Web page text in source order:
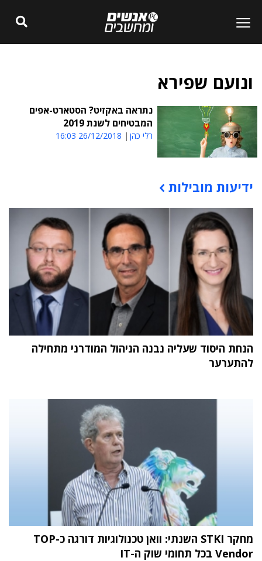
ונועם שפירא
נתראה באקזיט? הסטארט-אפים
המבטיחים לשנת 2019
רלי כהן 26/12/2018 16:03
תוכן פרסומי
ידיעות מובילות
הנחת היסוד שעליה נבנה הניהול המודרני מתחילה
להתערער
מחקר STKI השנתי: וואן טכנולוגיות דורגה כ-TOP
Vendor בכל תחומי שוק ה-IT